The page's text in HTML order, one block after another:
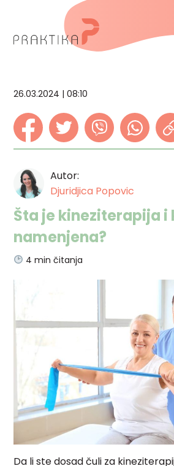
26.03.2024 | 08:10
Autor:
Djuridjica Popovic
Šta je kineziterapija i
namenjena?
4 min čitanja
Da li ste dosad čuli za